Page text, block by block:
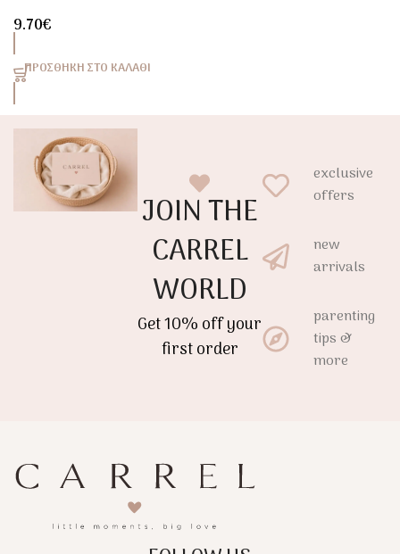
9.70€
ΠΡΟΣΘΉΚΗ ΣΤΟ ΚΑΛΆΘΙ
JOIN THE
CARREL
WORLD
Get 10% off your
first order
exclusive
offers
new
arrivals
parenting
tips &
more